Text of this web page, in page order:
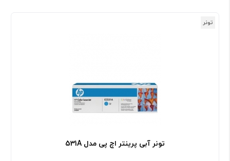
تونر
تونر آبی پرینتر اچ پی مدل 531A